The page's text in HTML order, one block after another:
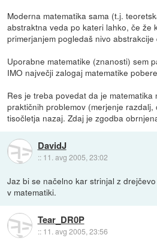
Moderna matematika sama (t.j.
abstraktna veda po kateri lahko, če že
primerjanjem pogledaš nivo
Uporabne matematike (znanosti) sem
IMO največji zalogaj matematike
Res je treba povedat da je
praktičnih problemov (merjenje
tisočletja nazaj. Zdaj je zgodba
DavidJ
:: 11. avg 2005, 23:02
Jaz bi se načelno kar strinjal z
v matematiki.
Tear_DR0P
:: 11. avg 2005, 23:56